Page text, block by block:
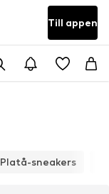
Till appen
Platå-sneakers